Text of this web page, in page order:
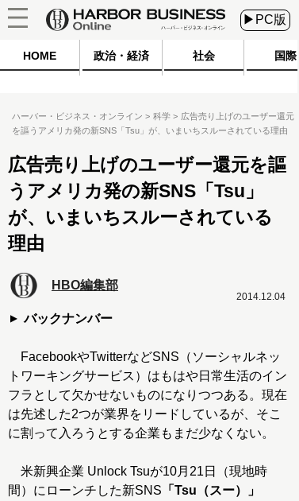
▶PC版
HOME 政治・経済 社会 国際
ハーバー・ビジネス・オンライン 科学
広告売り上げのユーザー還元
を謳うアメリカ発の新SNS「Tsu」が、いまいちスルーされている理由
広告売り上げのユーザー還元を謳
うアメリカ発の新SNS「Tsu」
が、いまいちスルーされている
理由
HBO編集部
バックナンバー
2014.12.04
FacebookやTwitterなどSNS（ソーシャルネッ
トワーキングサービス）はもはや日常生活のイン
フラとして欠かせないものになりつつある。現在
は先述した2つが業界をリードしているが、そこ
に割って入ろうとする企業もまだ少なくない。
米新興企業 Unlock Tsuが10月21日（現地時
間）にローンチした新SNS 「Tsu（スー）」